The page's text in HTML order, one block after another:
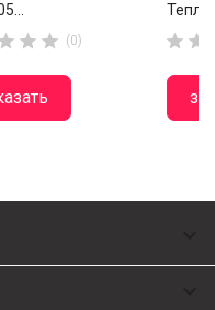
  (0)  